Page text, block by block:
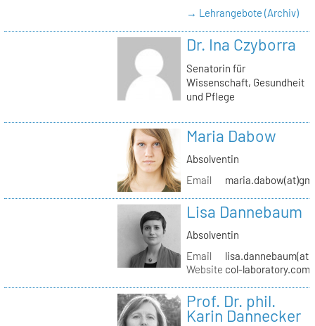
→ Lehrangebote (Archiv)
Dr. Ina Czyborra
Senatorin für
Wissenschaft, Gesundheit
und Pflege
Maria Dabow
Absolventin
Email
Lisa Dannebaum
Absolventin
Email
Website col-laboratory.com
Prof. Dr. phil.
Karin Dannecker